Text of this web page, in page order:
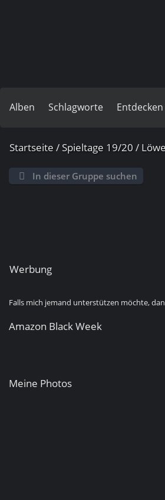
Alben Schlagworte Entdecken
Startseite /Spieltage 19/20 /
In dieser Gruppe suchen
Werbung
Falls mich jemand unterstützen möchte,
Amazon Black Week
Meine Photos